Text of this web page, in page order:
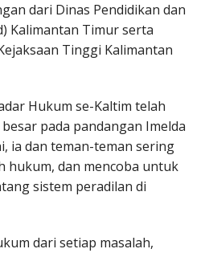
dari Dinas Pendidikan dan
Kalimantan Timur serta
Tinggi Kalimantan
Hukum se-Kaltim telah
pada pandangan Imelda
ia dan teman-teman sering
hukum, dan mencoba untuk
sistem peradilan di
dari setiap masalah,